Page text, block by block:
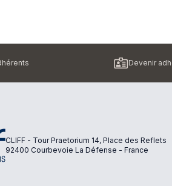
Devenir
CLIFF - Tour Praetorium 14, Place des Reflets
92400 Courbevoie La Défense - France